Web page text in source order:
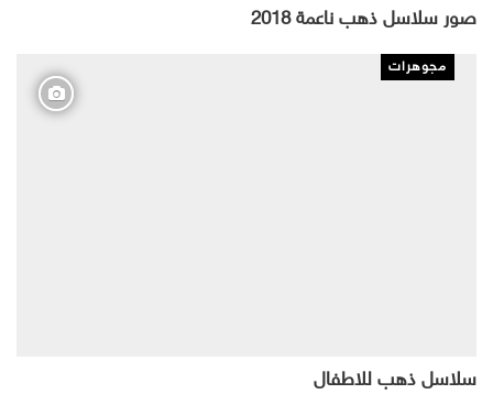
صور سلاسل ذهب ناعمة 2018
مجوهرات
سلاسل ذهب للاطفال